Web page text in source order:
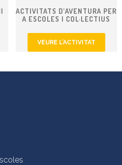
ACTIVITATS D’AVENTURA PER
A ESCOLES I COL·LECTIUS
VEURE L’ACTIVITAT